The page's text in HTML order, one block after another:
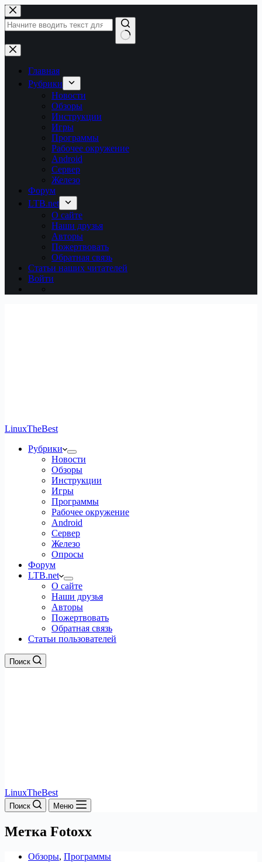
Перейти
к
сути
Ничего
не
найденоГлавная
Рубрики
Новости
Обзоры
Инструкции
Игры
Программы
Рабочее окружение
Android
Сервер
Железо
Форум
LTB.net
О сайте
Наши друзья
Авторы
Пожертвовать
Обратная связь
Статьи наших читателей
Войти
LinuxTheBest
Рубрики
Новости
Обзоры
Инструкции
Игры
Программы
Рабочее окружение
Android
Сервер
Железо
Опросы
Форум
LTB.net
О сайте
Наши друзья
Авторы
Пожертвовать
Обратная связь
Статьи пользователей
Поиск
LinuxTheBest
Поиск Меню
Метка Fotoxx
Обзоры, Программы